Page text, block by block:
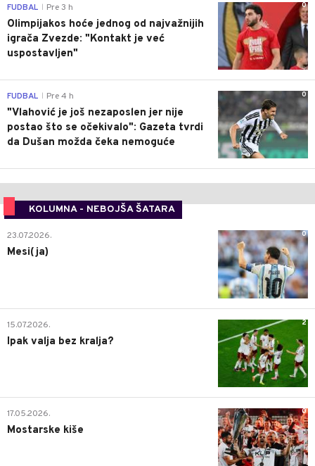
0
FUDBAL Pre 3 h
Olimpijakos hoće jednog od najvažnijih
igrača Zvezde: "Kontakt je već
uspostavljen"
0
FUDBAL Pre 4 h
"Vlahović je još nezaposlen jer nije
postao što se očekivalo": Gazeta tvrdi
da Dušan možda čeka nemoguće
KOLUMNA - NEBOJŠA ŠATARA
0
23.07.2026.
Mesi(ja)
2
15.07.2026.
Ipak valja bez kralja?
0
17.05.2026.
Mostarske kiše